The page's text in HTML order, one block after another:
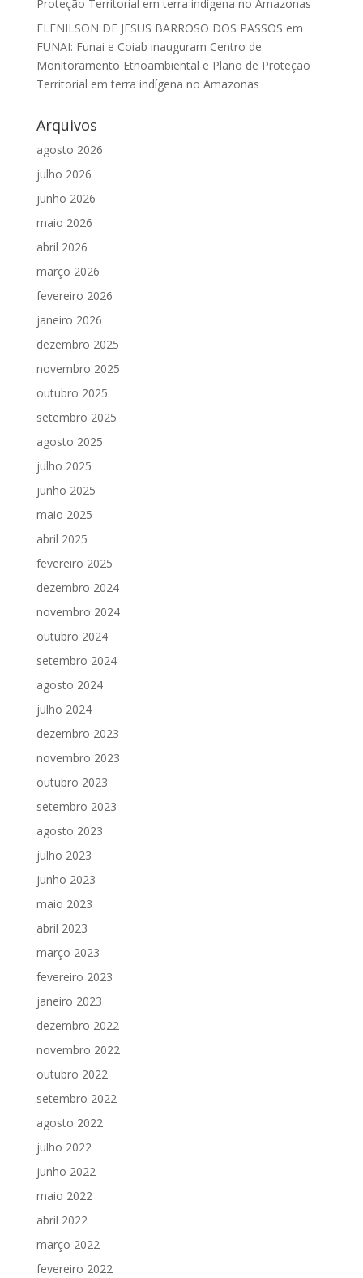
Proteção Territorial em terra indígena no Amazonas
ELENILSON DE JESUS BARROSO DOS PASSOS em
FUNAI: Funai e Coiab inauguram Centro de
Monitoramento Etnoambiental e Plano de Proteção
Territorial em terra indígena no Amazonas
Arquivos
agosto 2026
julho 2026
junho 2026
maio 2026
abril 2026
março 2026
fevereiro 2026
janeiro 2026
dezembro 2025
novembro 2025
outubro 2025
setembro 2025
agosto 2025
julho 2025
junho 2025
maio 2025
abril 2025
fevereiro 2025
dezembro 2024
novembro 2024
outubro 2024
setembro 2024
agosto 2024
julho 2024
dezembro 2023
novembro 2023
outubro 2023
setembro 2023
agosto 2023
julho 2023
junho 2023
maio 2023
abril 2023
março 2023
fevereiro 2023
janeiro 2023
dezembro 2022
novembro 2022
outubro 2022
setembro 2022
agosto 2022
julho 2022
junho 2022
maio 2022
abril 2022
março 2022
fevereiro 2022